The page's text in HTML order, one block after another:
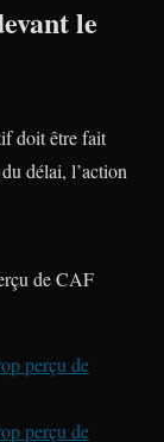
le
doit être fait
délai, l’action
de CAF
perçu de
perçu de